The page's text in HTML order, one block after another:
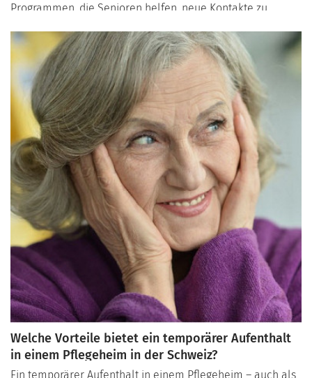
Programmen, die Senioren helfen, neue Kontakte zu
bleiben. Von kreativen Workshops über Ausflüge in die
Berge bis hin zu kulturellen Clubs : Diese Angebote
machen das Leben im Pflegeheim lebendig und
abwechslungsreich.
Welche Vorteile bietet ein temporärer Aufenthalt
in einem Pflegeheim in der Schweiz?
Ein temporärer Aufenthalt in einem Pflegeheim – auch als